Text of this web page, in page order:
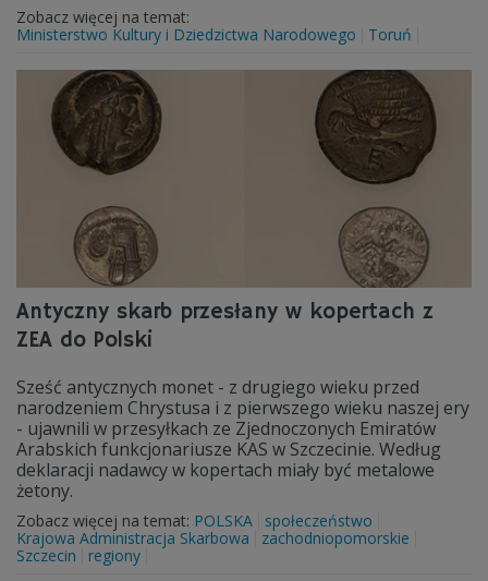
Zobacz więcej na temat:
Ministerstwo Kultury i Dziedzictwa Narodowego
Toruń
Antyczny skarb przesłany w kopertach z
ZEA do Polski
Sześć antycznych monet - z drugiego wieku przed
narodzeniem Chrystusa i z pierwszego wieku naszej ery
- ujawnili w przesyłkach ze Zjednoczonych Emiratów
Arabskich funkcjonariusze KAS w Szczecinie. Według
deklaracji nadawcy w kopertach miały być metalowe
żetony.
Zobacz więcej na temat: POLSKA
społeczeństwo
Krajowa Administracja Skarbowa
zachodniopomorskie
Szczecin
regiony